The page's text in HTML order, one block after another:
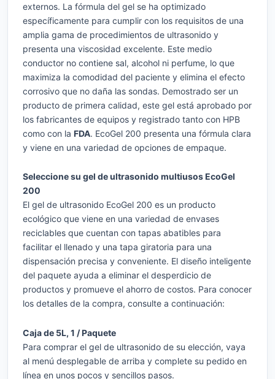
externos. La fórmula del gel se ha optimizado
específicamente para cumplir con los requisitos de una
amplia gama de procedimientos de ultrasonido y
presenta una viscosidad excelente. Este medio
conductor no contiene sal, alcohol ni perfume, lo que
maximiza la comodidad del paciente y elimina el efecto
corrosivo que no daña las sondas. Demostrado ser un
producto de primera calidad, este gel está aprobado por
los fabricantes de equipos y registrado tanto con HPB
como con la FDA. EcoGel 200 presenta una fórmula clara
y viene en una variedad de opciones de empaque.
Seleccione su gel de ultrasonido multiusos EcoGel
200
El gel de ultrasonido EcoGel 200 es un producto
ecológico que viene en una variedad de envases
reciclables que cuentan con tapas abatibles para
facilitar el llenado y una tapa giratoria para una
dispensación precisa y conveniente. El diseño inteligente
del paquete ayuda a eliminar el desperdicio de
productos y promueve el ahorro de costos. Para conocer
los detalles de la compra, consulte a continuación:
Caja de 5L, 1 / Paquete
Para comprar el gel de ultrasonido de su elección, vaya
al menú desplegable de arriba y complete su pedido en
línea en unos pocos y sencillos pasos.